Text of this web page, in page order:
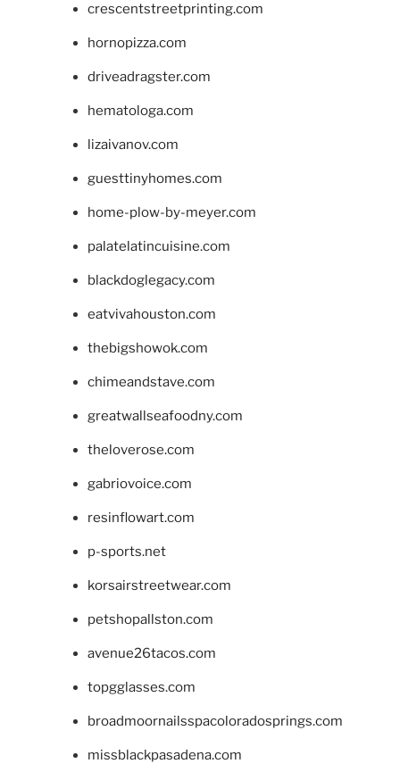
crescentstreetprinting.com
hornopizza.com
driveadragster.com
hematologa.com
lizaivanov.com
guesttinyhomes.com
home-plow-by-meyer.com
palatelatincuisine.com
blackdoglegacy.com
eatvivahouston.com
thebigshowok.com
chimeandstave.com
greatwallseafoodny.com
theloverose.com
gabriovoice.com
resinflowart.com
p-sports.net
korsairstreetwear.com
petshopallston.com
avenue26tacos.com
topgglasses.com
broadmoornailsspacoloradosprings.com
missblackpasadena.com